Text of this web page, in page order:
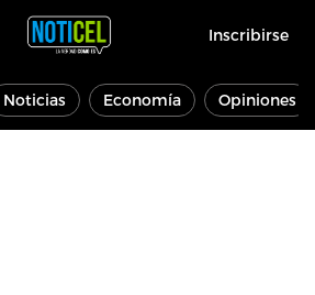
Inscribirse
Noticias Economía Opiniones